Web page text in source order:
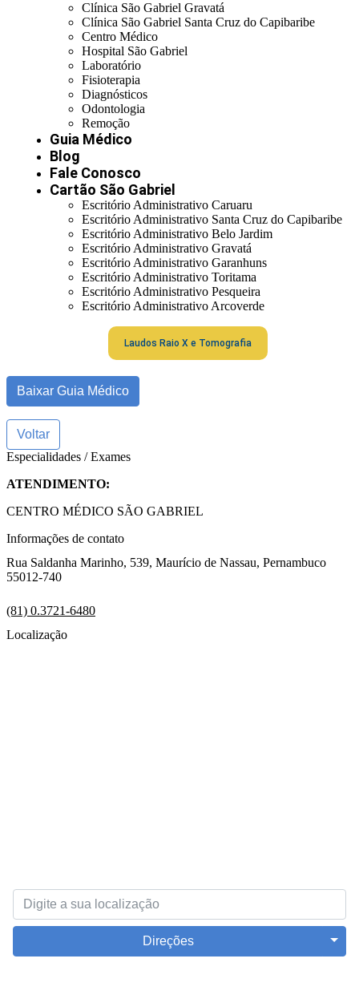
Clínica São Gabriel Gravatá
Clínica São Gabriel Santa Cruz do Capibaribe
Centro Médico
Hospital São Gabriel
Laboratório
Fisioterapia
Diagnósticos
Odontologia
Remoção
Guia Médico
Blog
Fale Conosco
Cartão São Gabriel
Escritório Administrativo Caruaru
Escritório Administrativo Santa Cruz do Capibaribe
Escritório Administrativo Belo Jardim
Escritório Administrativo Gravatá
Escritório Administrativo Garanhuns
Escritório Administrativo Toritama
Escritório Administrativo Pesqueira
Escritório Administrativo Arcoverde
Laudos Raio X e Tomografia
Baixar Guia Médico
Voltar
Especialidades / Exames
ATENDIMENTO:
CENTRO MÉDICO SÃO GABRIEL
Informações de contato
Rua Saldanha Marinho, 539, Maurício de Nassau, Pernambuco
55012-740
(81) 0.3721-6480
Localização
Direções